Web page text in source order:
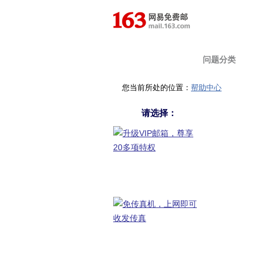
问题分类
您当前所处的位置： 帮助中心
请选择：